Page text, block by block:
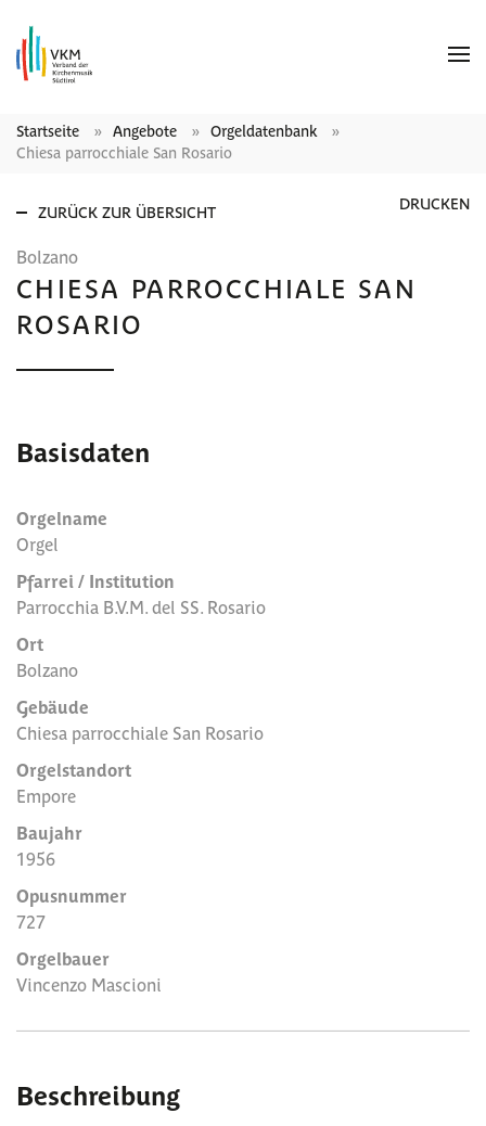
Startseite Angebote
Orgeldatenbank
Chiesa parrocchiale San Rosario
ZURÜCK ZUR ÜBERSICHT DRUCKEN
Bolzano
CHIESA PARROCCHIALE SAN
ROSARIO
Basisdaten
Orgelname
Orgel
Pfarrei / Institution
Parrocchia B.V.M. del SS. Rosario
Ort
Bolzano
Gebäude
Chiesa parrocchiale San Rosario
Orgelstandort
Empore
Baujahr
1956
Opusnummer
727
Orgelbauer
Vincenzo Mascioni
Beschreibung